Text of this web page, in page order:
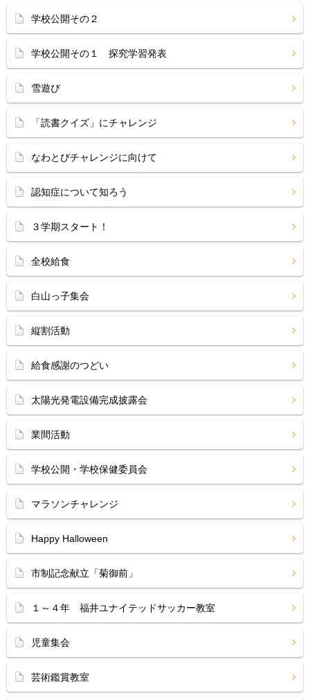
学校公開その２
学校公開その１ 探究学習発表
雪遊び
「読書クイズ」にチャレンジ
なわとびチャレンジに向けて
認知症について知ろう
３学期スタート！
全校給食
白山っ子集会
縦割活動
給食感謝のつどい
太陽光発電設備完成披露会
業間活動
学校公開・学校保健委員会
マラソンチャレンジ
Happy Halloween
市制記念献立「菊御前」
１～４年 福井ユナイテッドサッカー教室
児童集会
芸術鑑賞教室